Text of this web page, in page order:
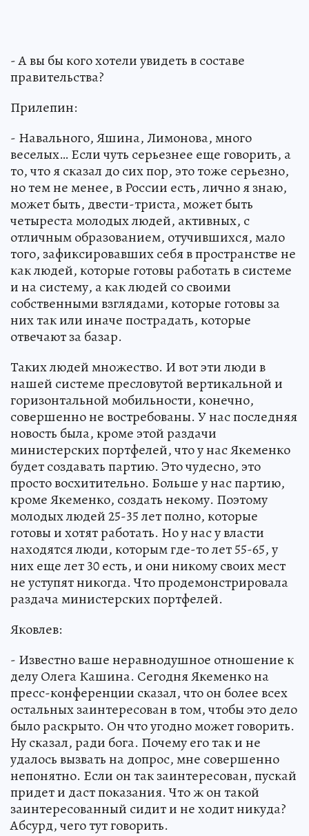
- А вы бы кого хотели увидеть в составе
правительства?
Прилепин:
- Навального, Яшина, Лимонова, много
веселых… Если чуть серьезнее еще говорить, а
то, что я сказал до сих пор, это тоже серьезно,
но тем не менее, в России есть, лично я знаю,
может быть, двести-триста, может быть
четыреста молодых людей, активных, с
отличным образованием, отучившихся, мало
того, зафиксировавших себя в пространстве не
как людей, которые готовы работать в системе
и на систему, а как людей со своими
собственными взглядами, которые готовы за
них так или иначе пострадать, которые
отвечают за базар.
Таких людей множество. И вот эти люди в
нашей системе пресловутой вертикальной и
горизонтальной мобильности, конечно,
совершенно не востребованы. У нас последняя
новость была, кроме этой раздачи
министерских портфелей, что у нас Якеменко
будет создавать партию. Это чудесно, это
просто восхитительно. Больше у нас партию,
кроме Якеменко, создать некому. Поэтому
молодых людей 25-35 лет полно, которые
готовы и хотят работать. Но у нас у власти
находятся люди, которым где-то лет 55-65, у
них еще лет 30 есть, и они никому своих мест
не уступят никогда. Что продемонстрировала
раздача министерских портфелей.
Яковлев:
- Известно ваше неравнодушное отношение к
делу Олега Кашина. Сегодня Якеменко на
пресс-конференции сказал, что он более всех
остальных заинтересован в том, чтобы это дело
было раскрыто. Он что угодно может говорить.
Ну сказал, ради бога. Почему его так и не
удалось вызвать на допрос, мне совершенно
непонятно. Если он так заинтересован, пускай
придет и даст показания. Что ж он такой
заинтересованный сидит и не ходит никуда?
Абсурд, чего тут говорить.